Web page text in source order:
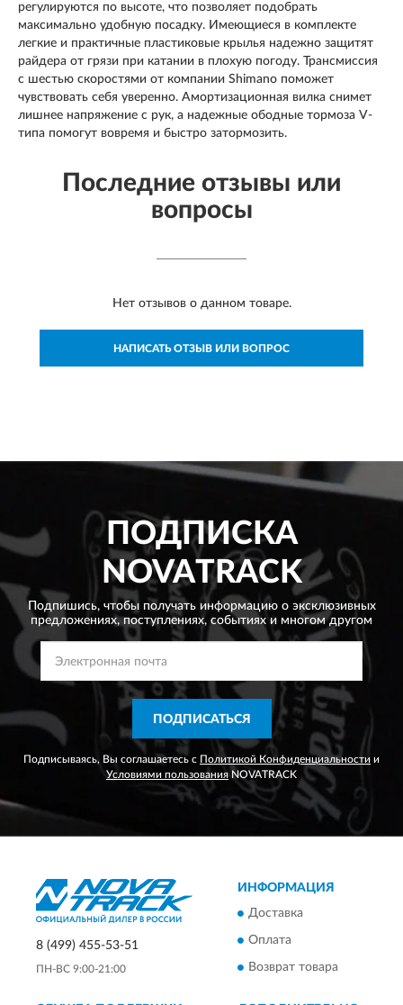
регулируются по высоте, что позволяет подобрать
максимально удобную посадку. Имеющиеся в комплекте
легкие и практичные пластиковые крылья надежно защитят
райдера от грязи при катании в плохую погоду. Трансмиссия
с шестью скоростями от компании Shimano поможет
чувствовать себя уверенно. Амортизационная вилка снимет
лишнее напряжение с рук, а надежные ободные тормоза V-
типа помогут вовремя и быстро затормозить.
Последние отзывы или
вопросы
Нет отзывов о данном товаре.
НАПИСАТЬ ОТЗЫВ ИЛИ ВОПРОС
ПОДПИСКА
NOVATRACK
Подпишись, чтобы получать информацию о эксклюзивных
предложениях,поступлениях, событиях и многом другом
ПОДПИСАТЬСЯ
Подписываясь, Вы соглашаетесь с Политикой Конфиденциальности и
Условиями пользования NOVATRACK
8 (499) 455-53-51
ПН-ВС 9:00-21:00
ИНФОРМАЦИЯ
Доставка
Оплата
Возврат товара